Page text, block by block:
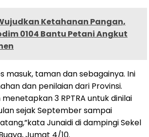
Ketahanan Pangan,
0104 Bantu Petani Angkut
masuk, taman dan sebagainya. Ini
dan penilaian dari Provinsi.
3 RPTRA untuk dinilai
sejak September sampai
Junaidi di dampingi Sekel
Jumat 4/10.